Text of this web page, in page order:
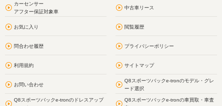
カーセンサー
アフター保証対象車
中古車リース
お気に入り 閲覧履歴
問合わせ履歴 プライバシーポリシー
利用規約 サイトマップ
お問い合わせ
Q8スポーツバックe-tronのモデル・グレ
ード選択
Q8スポーツバックe-tronのドレスアップ
Q8スポーツバックe-tronの車買取・車査